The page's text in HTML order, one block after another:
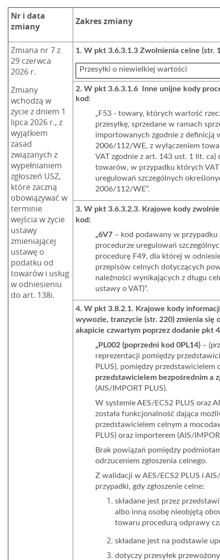
Nr i data
zmiany
Zakres zmiany
Zmiana nr 7 z
29 czerwca
2026 r.
Zmiany
wchodzą w
życie z dniem 1
lipca 2026 r., z
wyjątkiem
zasad
związanych z
wypełnianiem
zgłoszeń USZ,
które zaczną
obowiązywać w
terminie
wejścia w życie
ustawy
zmieniającej
ustawę o
podatku od
towarów i usług
w odniesieniu
do art. 138i.
1. W pkt 3.6.3.1.3 Zwolnienia celne (str.
Przesyłki o niewielkiej wartości
2. W pkt 3.6.3.1.6 Inne unijne kody
kod :
„F53 - towary, których wartość
przesyłkę, sprzedane w ramach
importowanych zgodnie z definicją
2006/112/WE, z wyłączeniem
VAT zgodnie z art. 143 ust. 1 lit.
towarów, w przypadku których
uregulowań szczególnych
2006/112/WE”.
3. W pkt 3.6.3.2.3. Krajowe kody
kod:
„6V7 – kod podawany w
procedurze uregulowań
procedurę F49, dla której w
przepisów celnych dotyczących
należności wynikających z długu
ustawy o VAT)”.
4. W pkt 3.8.2.1. Krajowe kody
wywozie, tranzycie (str. 220) zmienia się
akapicie czwartym poprzez dodanie pkt
„PL002 (poprzedni kod 0PL14) –
reprezentacji pomiędzy
PLUS), pomiędzy
przedstawicielem bezpośrednim a
(AIS/IMPORT PLUS).
W systemie AES/ECS2 PLUS oraz
została funkcjonalność dająca
przedstawicielem celnym a
PLUS) oraz importerem (AIS/
Brak powiązań pomiędzy
odrzuceniem zgłoszenia celnego.
Z walidacji w AES/ECS2 PLUS i
przypadki, gdy zgłoszenie celne:
składane jest przez
albo inną osobę nieobjętą
towaru procedurą odprawy
składane jest na podstawie
dotyczy przesyłek